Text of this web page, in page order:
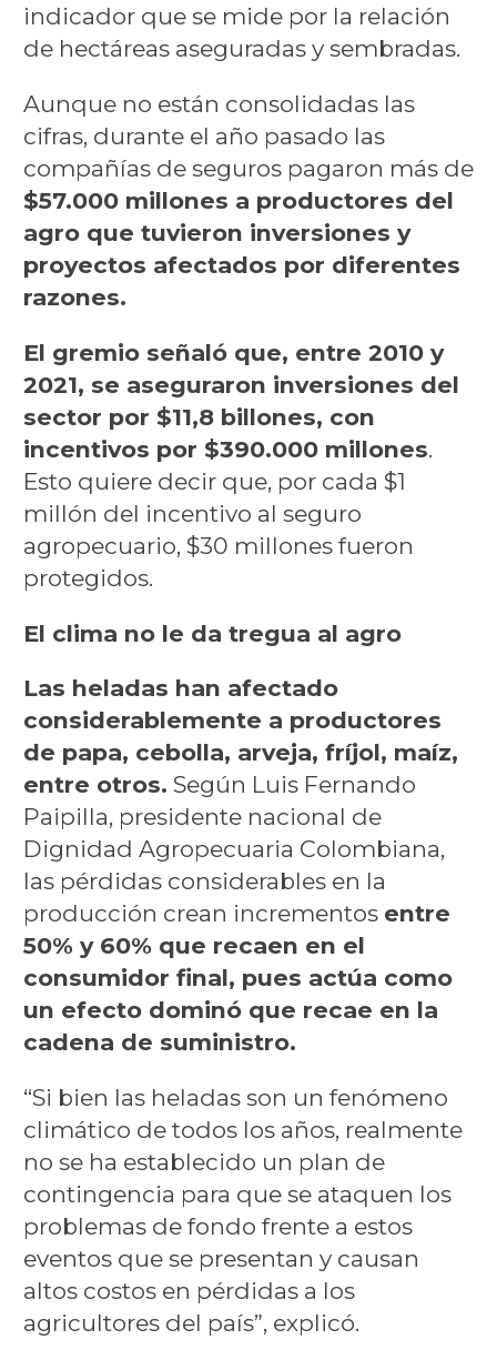
indicador que se mide por la relación
de hectáreas aseguradas y sembradas.
Aunque no están consolidadas las
cifras, durante el año pasado las
compañías de seguros pagaron más de
$57.000 millones a productores del
agro que tuvieron inversiones y
proyectos afectados por diferentes
razones.
El gremio señaló que, entre 2010 y
2021, se aseguraron inversiones del
sector por $11,8 billones, con
incentivos por $390.000 millones.
Esto quiere decir que, por cada $1
millón del incentivo al seguro
agropecuario, $30 millones fueron
protegidos.
El clima no le da tregua al agro
Las heladas han afectado
considerablemente a productores
de papa, cebolla, arveja, fríjol, maíz,
entre otros. Según Luis Fernando
Paipilla, presidente nacional de
Dignidad Agropecuaria Colombiana,
las pérdidas considerables en la
producción crean incrementos entre
50% y 60% que recaen en el
consumidor final, pues actúa como
un efecto dominó que recae en la
cadena de suministro.
“Si bien las heladas son un fenómeno
climático de todos los años, realmente
no se ha establecido un plan de
contingencia para que se ataquen los
problemas de fondo frente a estos
eventos que se presentan y causan
altos costos en pérdidas a los
agricultores del país”, explicó.